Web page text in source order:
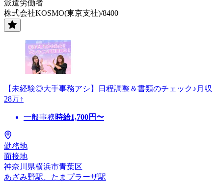
派遣労働者
株式会社KOSMO(東京支社)/8400
【未経験◎大手事務アシ】日程調整＆書類のチェック♪月収
28万↑
一般事務時給1,700円〜
勤務地
面接地
神奈川県横浜市青葉区
あざみ野駅、たまプラーザ駅